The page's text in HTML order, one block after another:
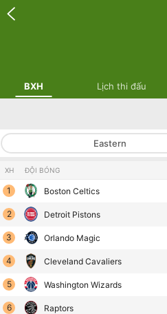
BXH Lịch thi đấu
Eastern
XH ĐỘI BÓNG
1 Boston Celtics
2 Detroit Pistons
3 Orlando Magic
4 Cleveland Cavaliers
5 Washington Wizards
6 Raptors